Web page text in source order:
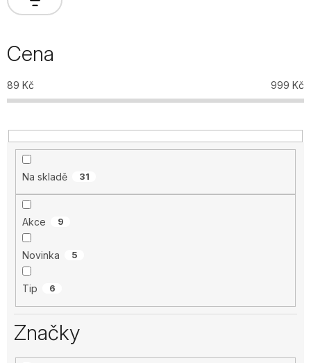
Cena
89 Kč 999 Kč
Na skladě 31
Akce 9
Novinka 5
Tip 6
Značky